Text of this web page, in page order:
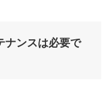
ナンスは必要で